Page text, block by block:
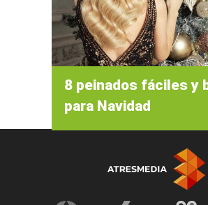
8 peinados fáciles y
para Navidad